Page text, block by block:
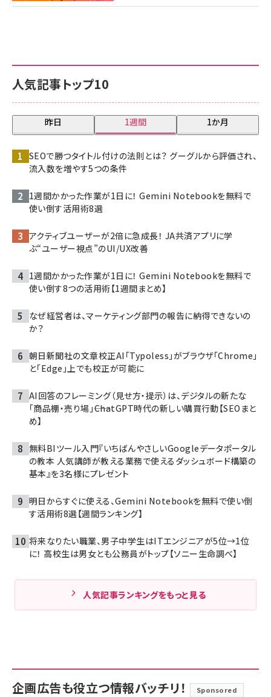
人気記事トップ10
昨日 1週間 1か月
SEOで勝つタイトル付けの法則とは？ グーグルから評価され、
流入数を増やす5つの条件
1週間かかった作業が1日に！ Gemini Notebookを無料で
使い倒す活用術8選
アクティブユーザーが2倍に急成長！ JA共済アプリに学
ぶ“ユーザー視点”のUI/UX改善
1週間かかった作業が1日に！ Gemini Notebookを無料で
使い倒す8つの活用術【1週間まとめ】
なぜ経営者は、マーケティング部門の報告に納得できないの
か？
朝日新聞社の文章校正AI「Typoless」がブラウザ「Chrome」
と「Edge」上でも校正が可能に
AI回答のフレーミング（見せ方・提示）は、デジタルの新たな
「商品棚・売り場」――ChatGPT時代の新しい購買行動【SEOまと
め】
無料BIツール入門『いちばんやさしいGoogleデータポータル
の教本 人気講師が教える業務で使えるダッシュボード構築の
基本』を3名様にプレゼント
明日からすぐに使える、Gemini Notebookを無料で使い倒
す活用術8選【週間ランキング】
将来なりたい職業、男子中学生はITエンジニアが5位→1位
に！ 高校生は男女とも公務員がトップ【ソニー生命調べ】
人気記事ランキングをもっと見る
企画広告も役立つ情報バッチリ！ Sponsored